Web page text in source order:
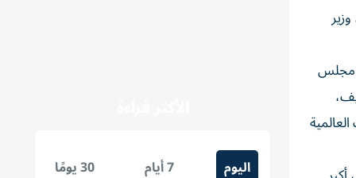
مجلس
اليوم 7 أيام 30 يومًا